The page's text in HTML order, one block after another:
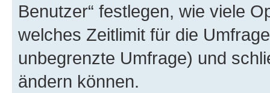
Benutzer“ festlegen, wie viele
welches Zeitlimit für die
unbegrenzte Umfrage) und
ändern können.